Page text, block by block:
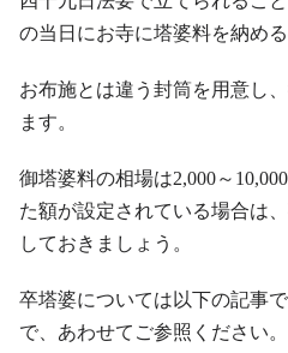
の当日にお寺に塔婆料を納め
お布施とは違う封筒を用意し
ます。
御塔婆料の相場は2,000～
た額が設定されている場合は
しておきましょう。
卒塔婆については以下の記事
で、あわせてご参照ください。